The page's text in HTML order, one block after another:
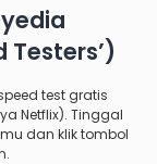
Testers’)
test gratis
Netflix). Tinggal
dan klik tombol